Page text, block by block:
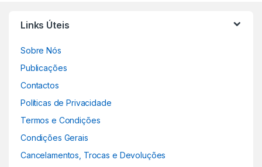
Links Úteis
Sobre Nós
Publicações
Contactos
Políticas de Privacidade
Termos e Condições
Condições Gerais
Cancelamentos, Trocas e Devoluções